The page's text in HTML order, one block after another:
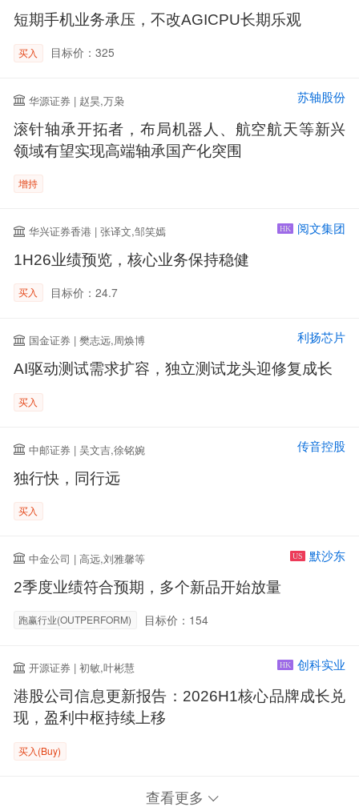
短期手机业务承压，不改AGICPU长期乐观
买入 目标价：325
华源证券 | 赵昊,万枭 苏轴股份
滚针轴承开拓者，布局机器人、航空航天等新兴
领域有望实现高端轴承国产化突围
增持
华兴证券香港 | 张译文,邹笑嫣 HK 阅文集团
1H26业绩预览，核心业务保持稳健
买入 目标价：24.7
国金证券 | 樊志远,周焕博 利扬芯片
AI驱动测试需求扩容，独立测试龙头迎修复成长
买入
中邮证券 | 吴文吉,徐铭婉 传音控股
独行快，同行远
买入
中金公司 | 高远,刘雅馨等 US 默沙东
2季度业绩符合预期，多个新品开始放量
跑赢行业(OUTPERFORM) 目标价：154
开源证券 | 初敏,叶彬慧 HK 创科实业
港股公司信息更新报告：2026H1核心品牌成长兑
现，盈利中枢持续上移
买入(Buy)
查看更多